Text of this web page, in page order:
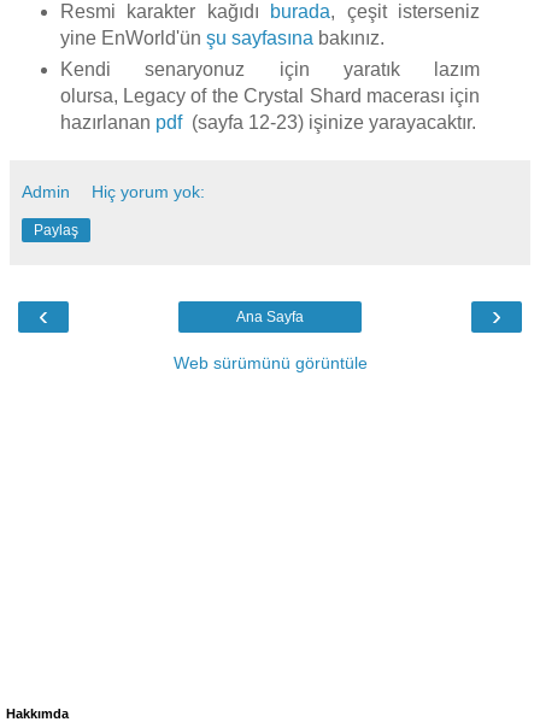
Resmi karakter kağıdı
burada, çeşit isterseniz
yine EnWorld'ün şu sayfasına bakınız.
Kendi senaryonuz için yaratık lazım
olursa, Legacy of the Crystal Shard macerası için
hazırlanan pdf(sayfa 12-23) işinize yarayacaktır.
Admin Hiç yorum yok:
Paylaş
‹ ›
Ana Sayfa
Web sürümünü görüntüle
Hakkımda